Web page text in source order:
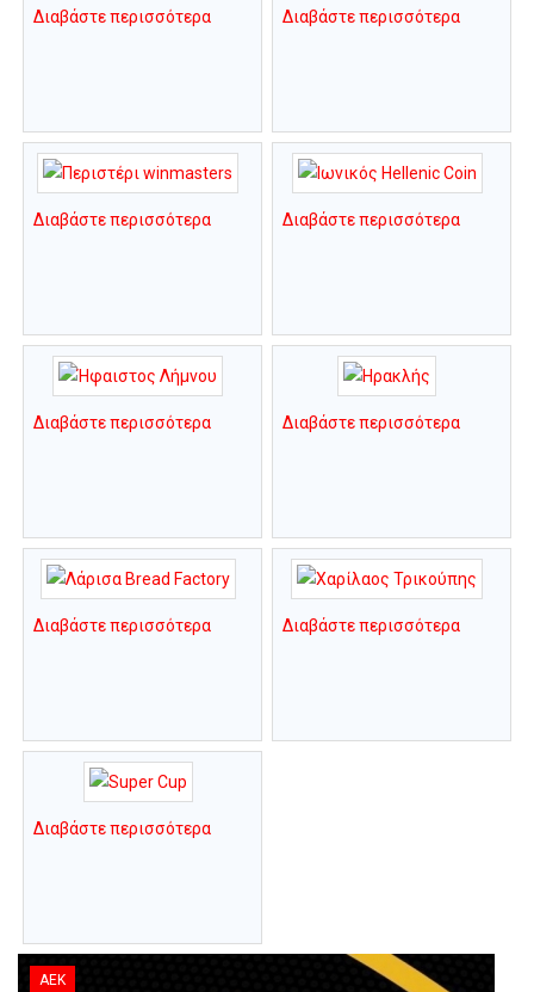
Διαβάστε περισσότερα Διαβάστε περισσότερα
Διαβάστε περισσότερα Διαβάστε περισσότερα
Διαβάστε περισσότερα Διαβάστε περισσότερα
Διαβάστε περισσότερα Διαβάστε περισσότερα
Διαβάστε περισσότερα
ΑΕΚ